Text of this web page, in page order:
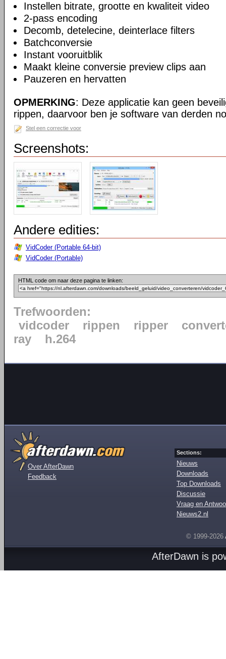
Instellen bitrate, grootte en kwaliteit video
2-pass encoding
Decomb, detelecine, deinterlace filters
Batchconversie
Instant vooruitblik
Maakt kleine conversie preview clips aan
Pauzeren en hervatten
OPMERKING: Deze applicatie kan geen
rippen, daarvoor ben je software van derden
Stel een correctie voor
Screenshots:
Andere edities:
VidCoder (Portable 64-bit)
VidCoder (Portable)
HTML code om naar deze pagina te linken:
Trefwoorden:
vidcoder
rippen ripper
ray
h.264
Over AfterDawn
Feedback
Sections:
Nieuws
Downloads
Top Downloads
Discussie
Vraag en
Nieuws2.nl
© 1999-2026
AfterDawn is